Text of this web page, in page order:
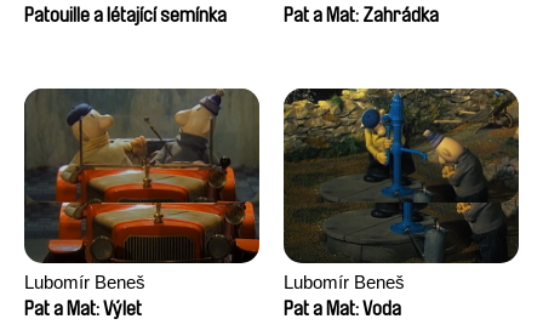
Boulissière, Clémentine
Patouille a létající semínka
Pat a Mat: Zahrádka
Lubomír Beneš
Pat a Mat: Výlet
Lubomír Beneš
Pat a Mat: Voda